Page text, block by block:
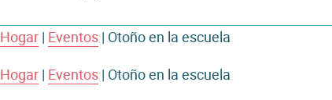
las
escuelas
STL
Hogar | Eventos | Otoño en la escuela
Hogar | Eventos | Otoño en la escuela